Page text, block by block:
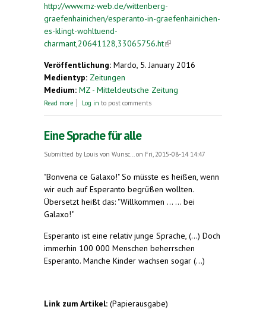
http://www.mz-web.de/wittenberg-
graefenhainichen/esperanto-in-graefenhainichen-
es-klingt-wohltuend-
charmant,20641128,33065756.ht(link is external)
Veröffentlichung: Mardo, 5. January 2016
Medientyp: Zeitungen
Medium: MZ - Mitteldeutsche Zeitung
Read more about Helga Plötner hat sich schon als Kind vom
Log in to post comments
Eine Sprache für alle
Submitted by Louis von Wunsc...on Fri, 2015-08-14 14:47
"Bonvena ce Galaxo!" So müsste es heißen, wenn
wir euch auf Esperanto begrüßen wollten.
Übersetzt heißt das: "Willkommen ... ... bei
Galaxo!"
Esperanto ist eine relativ junge Sprache, (...) Doch
immerhin 100 000 Menschen beherrschen
Esperanto. Manche Kinder wachsen sogar (...)
Link zum Artikel: (Papierausgabe)